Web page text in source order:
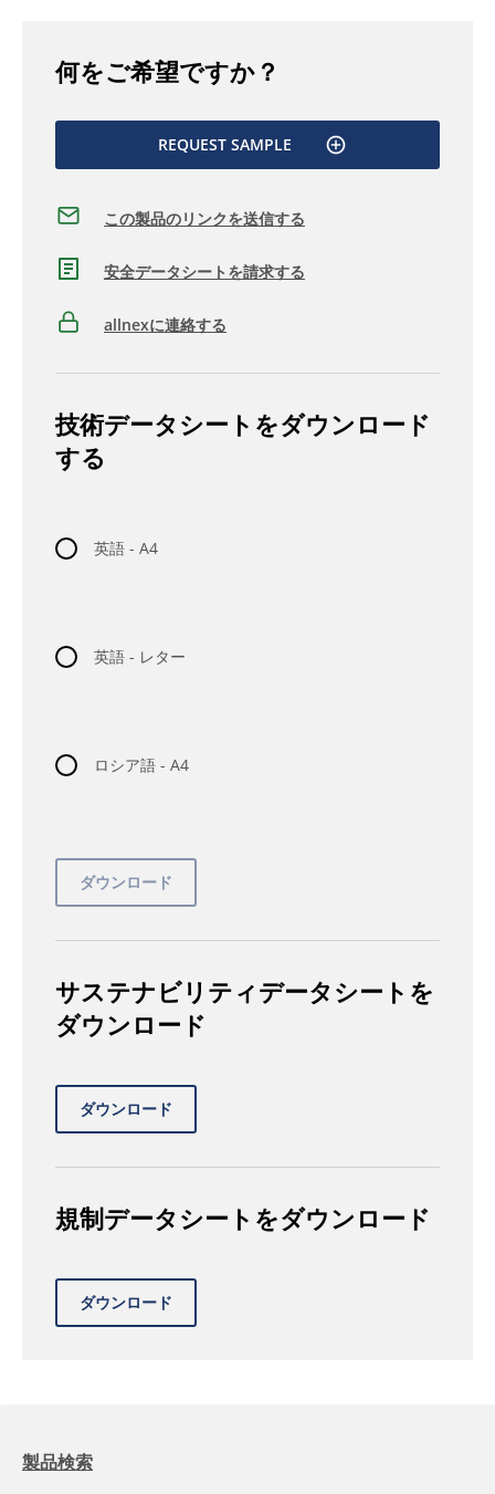
何をご希望ですか？
REQUEST SAMPLE
この製品のリンクを送信する
安全データシートを請求する
allnexに連絡する
技術データシートをダウンロード
する
英語 - A4
英語 - レター
ロシア語 - A4
サステナビリティデータシートを
ダウンロード
規制データシートをダウンロード
製品検索